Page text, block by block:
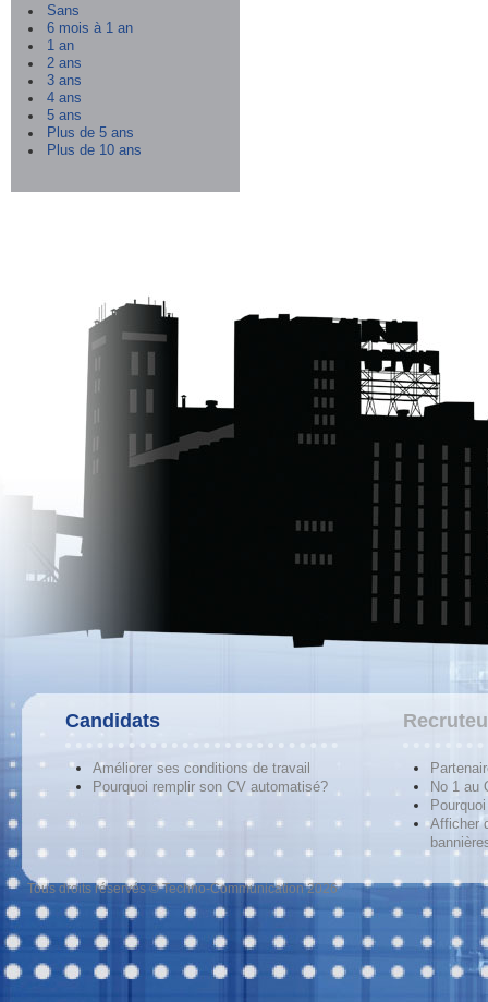
Sans
6 mois à 1 an
1 an
2 ans
3 ans
4 ans
5 ans
Plus de 5 ans
Plus de 10 ans
Candidats
Améliorer ses conditions de travail
Pourquoi remplir son CV automatisé?
No 1 au
Afficher
Tous droits réservés © Techno-Communication 2026